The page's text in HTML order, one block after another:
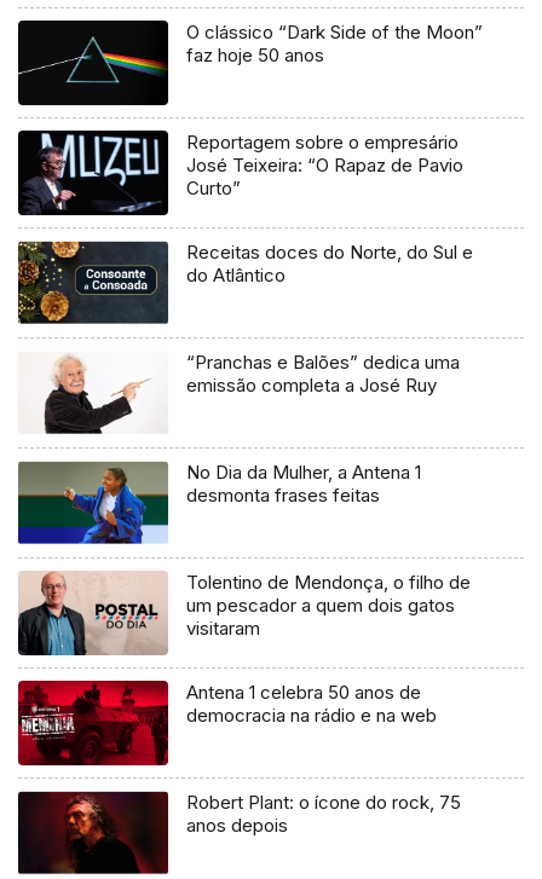
O clássico “Dark Side of the Moon”
faz hoje 50 anos
Reportagem sobre o empresário
José Teixeira: “O Rapaz de Pavio
Curto”
Receitas doces do Norte, do Sul e
do Atlântico
“Pranchas e Balões” dedica uma
emissão completa a José Ruy
No Dia da Mulher, a Antena 1
desmonta frases feitas
Tolentino de Mendonça, o filho de
um pescador a quem dois gatos
visitaram
Antena 1 celebra 50 anos de
democracia na rádio e na web
Robert Plant: o ícone do rock, 75
anos depois